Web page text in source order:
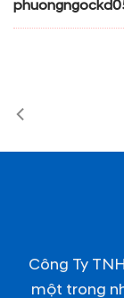
Công Ty
một trong